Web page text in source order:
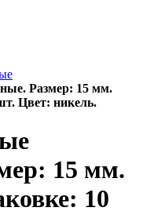
Размер: 15 мм.
Цвет: никель.
15 мм.
10